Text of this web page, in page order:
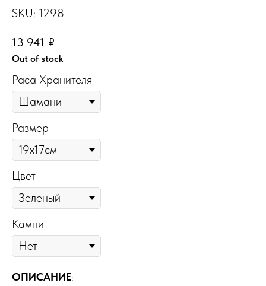
SKU: 1298
13 941 ₽
Out of stock
Раса Хранителя
Размер
Цвет
Камни
ОПИСАНИЕ: